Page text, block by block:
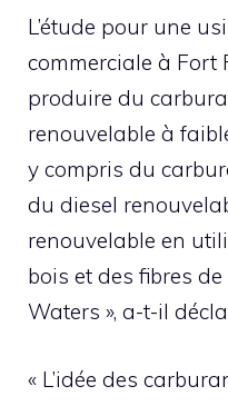
L’étude pour une
commerciale à Fort
produire du
renouvelable à
y compris du
du diesel
renouvelable en
bois et des fibres
Waters », a-t-il
« L’idée des